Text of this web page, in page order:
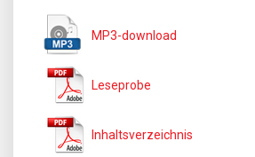
MP3-download
Leseprobe
Inhaltsverzeichnis